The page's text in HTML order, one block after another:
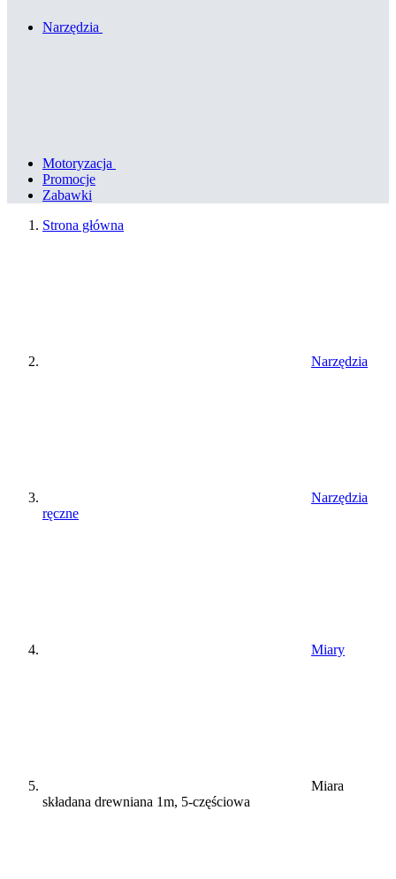
Narzędzia
Motoryzacja
Promocje
Zabawki
Strona główna
Narzędzia
Narzędzia
ręczne
Miary
Miara
składana drewniana 1m, 5-częściowa